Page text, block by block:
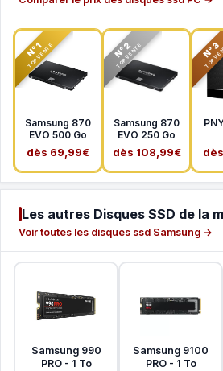
N°1
TOP VENTE
Samsung 870
EVO 500 Go
dès 69,99€
N°2
TOP VENTE
Samsung 870
EVO 250 Go
dès 108,99€
N°3
TOP
Les autres Disques SSD de la
Voir toutes les disques ssd Samsung →
Samsung 990
PRO - 1 To
Samsung 9100
PRO - 1 To